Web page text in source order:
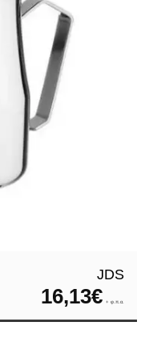
JDS
16,13€ + φ.π.α.